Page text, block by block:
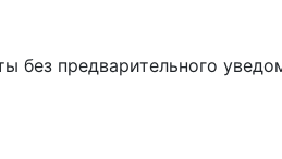
без предварительного